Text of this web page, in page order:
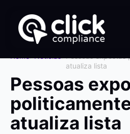
atualiza lista
Pessoas
atualiza lista